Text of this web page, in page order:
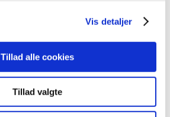
Vis detaljer
Tillad alle cookies
Tillad valgte